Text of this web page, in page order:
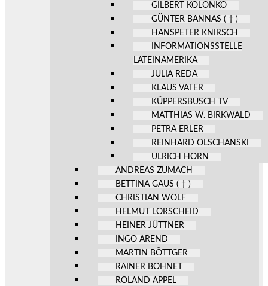
GILBERT KOLONKO
GÜNTER BANNAS ( † )
HANSPETER KNIRSCH
INFORMATIONSSTELLE
LATEINAMERIKA
JULIA REDA
KLAUS VATER
KÜPPERSBUSCH TV
MATTHIAS W. BIRKWALD
PETRA ERLER
REINHARD OLSCHANSKI
ULRICH HORN
ANDREAS ZUMACH
BETTINA GAUS ( † )
CHRISTIAN WOLF
HELMUT LORSCHEID
HEINER JÜTTNER
INGO AREND
MARTIN BÖTTGER
RAINER BOHNET
ROLAND APPEL